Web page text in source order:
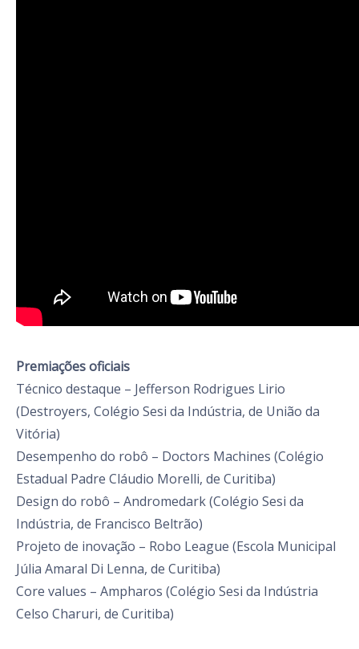
Premiações oficiais
Técnico destaque – Jefferson Rodrigues Lirio
(Destroyers, Colégio Sesi da Indústria, de União da
Vitória)
Desempenho do robô – Doctors Machines (Colégio
Estadual Padre Cláudio Morelli, de Curitiba)
Design do robô – Andromedark (Colégio Sesi da
Indústria, de Francisco Beltrão)
Projeto de inovação – Robo League (Escola Municipal
Júlia Amaral Di Lenna, de Curitiba)
Core values – Ampharos (Colégio Sesi da Indústria
Celso Charuri, de Curitiba)